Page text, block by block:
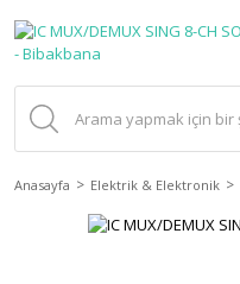
Anasayfa Elektrik & Elektronik